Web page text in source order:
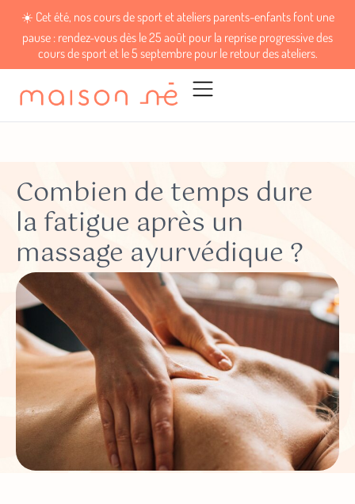
☀️ Cet été, nos cours de sport et ateliers parents-enfants font une
pause : rendez-vous dès le 25 août pour la reprise progressive des
cours de sport et le 5 septembre pour le retour des ateliers.
Combien de temps dure
la fatigue après un
massage ayurvédique ?